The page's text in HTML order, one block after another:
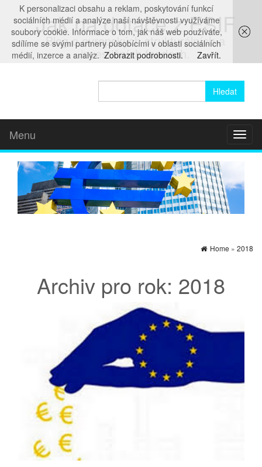
Jak na dotace z ESIF
Blog o evropských strukturálních a
investičních fondech.
Menu
Home » 2018
Archiv pro rok: 2018
K personalizaci obsahu a reklam, poskytování funkcí
sociálních médií a analýze naší návštěvnosti využíváme
soubory cookie. Informace o tom, jak náš web používáte,
sdílíme se svými partnery působícími v oblasti sociálních
médií, inzerce a analýz. Zobrazit podrobnosti. Zavřít.